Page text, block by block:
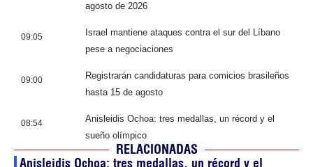
agosto de 2026
09:05
Israel mantiene ataques contra el sur del Líbano
pese a negociaciones
09:00
Registrarán candidaturas para comicios brasileños
hasta 15 de agosto
08:54
Anisleidis Ochoa: tres medallas, un récord y el
sueño olímpico
RELACIONADAS
Anisleidis Ochoa: tres medallas, un récord y el